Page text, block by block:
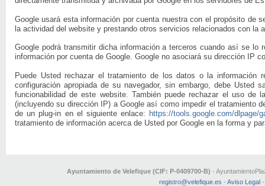
Google usará esta información por cuenta nuestra con el propósito de
la actividad del website y prestando otros servicios relacionados con la
Google podrá transmitir dicha información a terceros cuando así se lo
información por cuenta de Google. Google no asociará su dirección IP
Puede Usted rechazar el tratamiento de los datos o la información
configuración apropiada de su navegador, sin embargo, debe
funcionabilidad de este website. También puede rechazar el uso
(incluyendo su dirección IP) a Google así como impedir el tratamiento
de un plug-in en el siguiente enlace: https://tools.google.com/dlpage/
tratamiento de información acerca de Usted por Google en la forma y
Ayuntamiento de Velefique (CIF: P-0409700-B) -
registro@velefique.es -Aviso Legal